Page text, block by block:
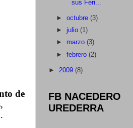
de
.
sus Feri...
►octubre (3)
► julio (1)
► marzo (3)
►febrero (2)
► 2009 (8)
FB NACEDERO
UREDERRA